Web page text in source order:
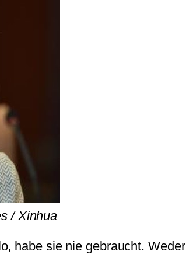
/ Xinhua
habe sie nie gebraucht.